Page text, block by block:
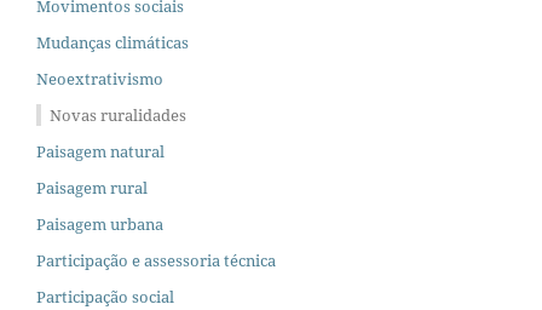
Movimentos sociais
Mudanças climáticas
Neoextrativismo
Novas ruralidades
Paisagem natural
Paisagem rural
Paisagem urbana
Participação e assessoria técnica
Participação social